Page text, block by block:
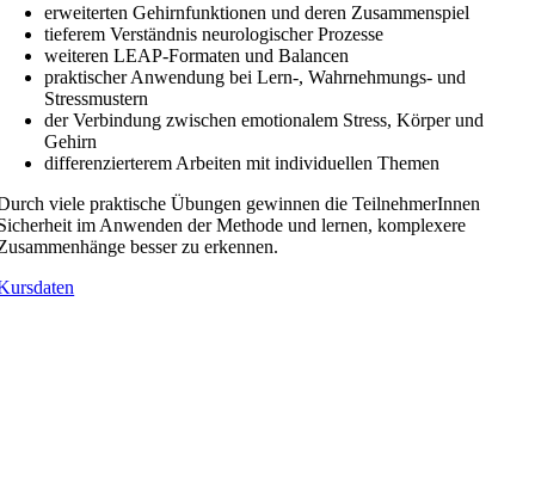
erweiterten Gehirnfunktionen und deren Zusammenspiel
tieferem Verständnis neurologischer Prozesse
weiteren LEAP-Formaten und Balancen
praktischer Anwendung bei Lern-, Wahrnehmungs- und
Stressmustern
der Verbindung zwischen emotionalem Stress, Körper und
Gehirn
differenzierterem Arbeiten mit individuellen Themen
viele praktische Übungen gewinnen die TeilnehmerInnen
im Anwenden der Methode und lernen, komplexere
besser zu erkennen.